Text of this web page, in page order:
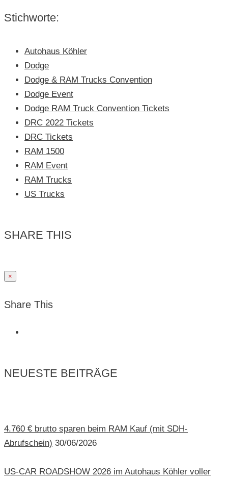
Stichworte:
Autohaus Köhler
Dodge
Dodge & RAM Trucks Convention
Dodge Event
Dodge RAM Truck Convention Tickets
DRC 2022 Tickets
DRC Tickets
RAM 1500
RAM Event
RAM Trucks
US Trucks
SHARE THIS
×
Share This
NEUESTE BEITRÄGE
4.760 € brutto sparen beim RAM Kauf (mit SDH-
Abrufschein) 30/06/2026
US-CAR ROADSHOW 2026 im Autohaus Köhler voller